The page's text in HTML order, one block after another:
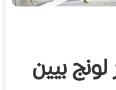
بيين